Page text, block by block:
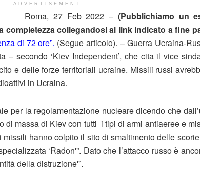
ADVERTISEMENT
Roma, 27 Feb 2022 – (Pubblichiamo un
completezza collegandosi al link indicato a fine
di 72 ore”. (Segue articolo). – Guerra Ucraina-
– secondo ‘Kiev Independent’, che cita il vice
e delle forze territoriali ucraine. Missili russi
in Ucraina.
per la regolamentazione nucleare dicendo che
di massa di Kiev con tutti i tipi di armi antiaeree e
hanno colpito il sito di smaltimento delle
‘Radon'”. Dato che l’attacco russo è
della distruzione'”.